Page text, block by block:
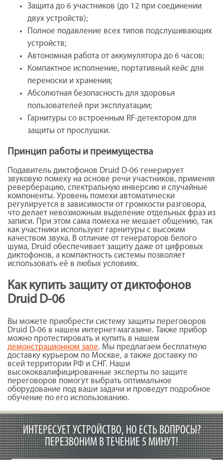
Защита до 6 участников (до 12 при соединении
двух устройств);
Полное подавление всех типов подслушивающих
устройств;
Автономная работа от аккумулятора до 6 часов;
Компактное исполнение, портативный кейс для
переноски и хранения;
Абсолютная безопасность для здоровья
пользователей при эксплуатации;
Гарнитуры со встроенным RF-детектором для
защиты от прослушки.
Принцип работы и преимущества
Подавитель диктофонов Druid D-06 генерирует
звуковую помеху на основе речи участников, применяя
реверберацию, спектральную инверсию и случайные
компоненты. Уровень помехи автоматически
регулируется в зависимости от громкости разговора,
что делает невозможным выделение отдельных фраз из
записи. При этом сама помеха не мешает общению, так
как участники используют гарнитуры с высоким
качеством звука. В отличие от генераторов белого
шума, Druid обеспечивает защиту даже от цифровых
диктофонов, а компактность системы позволяет
использовать её в любых условиях.
Как купить защиту от диктофонов
Druid D-06
Вы можете приобрести систему защиты переговоров
Druid D-06 в нашем интернет-магазине. Также прибор
можно протестировать и купить в нашем
демонстрационном зале. Мы предлагаем бесплатную
доставку курьером по Москве, а также доставку по
всей территории РФ и СНГ. Наши
высококвалифицированные эксперты по защите
переговоров помогут выбрать оптимальное
оборудование под ваши задачи и проведут подробное
обучение по его использованию.
ИНТЕРЕСУЕТ УСТРОЙСТВО, НО ЕСТЬ ВОПРОСЫ?
ПЕРЕЗВОНИМ В ТЕЧЕНИЕ 5 МИНУТ!